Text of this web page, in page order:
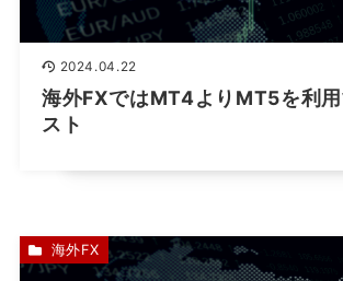
2024.04.22
海外FXではMT4よりMT5を利
スト
海外FX